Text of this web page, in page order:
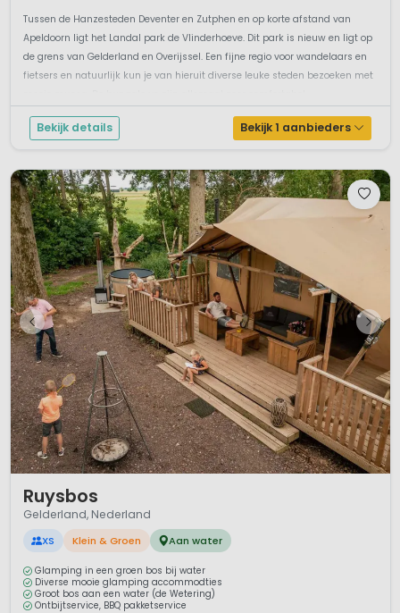
Tussen de Hanzesteden Deventer en Zutphen en op korte afstand van
Apeldoorn ligt het Landal park de Vlinderhoeve. Dit park is nieuw en ligt op
de grens van Gelderland en Overijssel. Een fijne regio voor wandelaars en
fietsers en natuurlijk kun je van hieruit diverse leuke steden bezoeken met
Bekijk details Bekijk 1 aanbieders
Ruysbos
Gelderland, Nederland
XS Klein & Groen Aan water
Glamping in een groen bos bij water
Diverse mooie glamping accommodties
Groot bos aan een water (de Wetering)
Ontbijtservice, BBQ pakketservice